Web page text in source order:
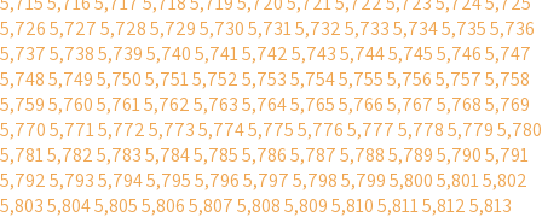
5,7265,7275,7285,7295,7305,7315,7325,7335,7345,7355,736
5,7375,7385,7395,7405,7415,7425,7435,7445,7455,7465,747
5,7485,7495,7505,7515,7525,7535,7545,7555,7565,7575,758
5,7595,7605,7615,7625,7635,7645,7655,7665,7675,7685,769
5,7705,7715,7725,7735,7745,7755,7765,7775,7785,7795,780
5,7815,7825,7835,7845,7855,7865,7875,7885,7895,7905,791
5,7925,7935,7945,7955,7965,7975,7985,7995,8005,8015,802
5,8035,8045,8055,8065,8075,8085,8095,8105,8115,8125,813